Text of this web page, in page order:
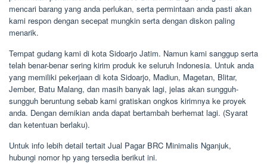
mencari barang yang anda perlukan, serta permintaan anda pasti akan
kami respon dengan secepat mungkin serta dengan diskon paling
menarik.
Tempat gudang kami di kota Sidoarjo Jatim. Namun kami sanggup serta
telah benar-benar sering kirim produk ke seluruh Indonesia. Untuk anda
yang memiliki pekerjaan di kota Sidoarjo, Madiun, Magetan, Blitar,
Jember, Batu Malang, dan masih banyak lagi, jelas akan sungguh-
sungguh beruntung sebab kami gratiskan ongkos kirimnya ke proyek
anda. Dengan demikian anda dapat bertambah berhemat lagi. (Syarat
dan ketentuan berlaku).
Untuk info lebih detail tertait Jual Pagar BRC Minimalis Nganjuk,
hubungi nomor hp yang tersedia berikut ini.